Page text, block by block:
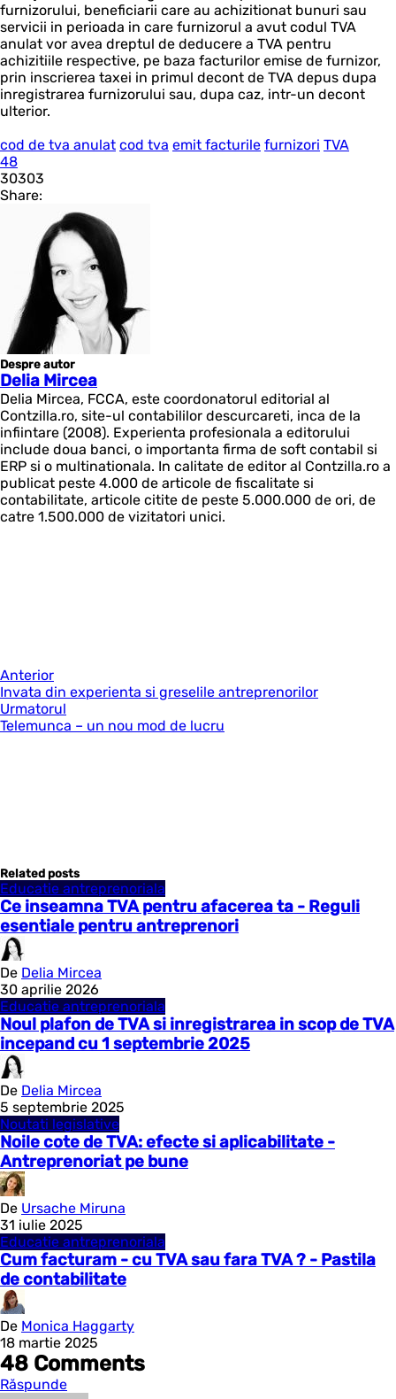
furnizorului, beneficiarii care au achizitionat bunuri sau
servicii in perioada in care furnizorul a avut codul TVA
anulat vor avea dreptul de deducere a TVA pentru
achizitiile respective, pe baza facturilor emise de furnizor,
prin inscrierea taxei in primul decont de TVA depus dupa
inregistrarea furnizorului sau, dupa caz, intr-un decont
ulterior.
cod de tva anulat cod tva emit facturile furnizori TVA
48
30303
Share:
Despre autor
Delia Mircea
Delia Mircea, FCCA, este coordonatorul editorial al
Contzilla.ro, site-ul contabililor descurcareti, inca de la
infiintare (2008). Experienta profesionala a editorului
include doua banci, o importanta firma de soft contabil si
ERP si o multinationala. In calitate de editor al Contzilla.ro a
publicat peste 4.000 de articole de fiscalitate si
contabilitate, articole citite de peste 5.000.000 de ori, de
catre 1.500.000 de vizitatori unici.
Anterior
Invata din experienta si greselile antreprenorilor
Urmatorul
Telemunca – un nou mod de lucru
Related posts
Educatie antreprenoriala
Ce inseamna TVA pentru afacerea ta - Reguli
esentiale pentru antreprenori
De Delia Mircea
30 aprilie 2026
Educatie antreprenoriala
Noul plafon de TVA si inregistrarea in scop de TVA
incepand cu 1 septembrie 2025
De Delia Mircea
5 septembrie 2025
Noutati legislative
Noile cote de TVA: efecte si aplicabilitate -
Antreprenoriat pe bune
De Ursache Miruna
31 iulie 2025
Educatie antreprenoriala
Cum facturam - cu TVA sau fara TVA ? - Pastila
de contabilitate
De Monica Haggarty
18 martie 2025
48 Comments
Răspunde